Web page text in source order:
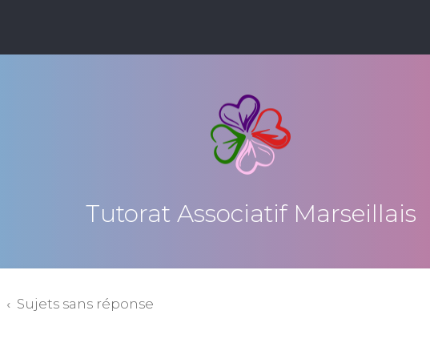
Tutorat Associatif Marseillais
Sujets sans réponse